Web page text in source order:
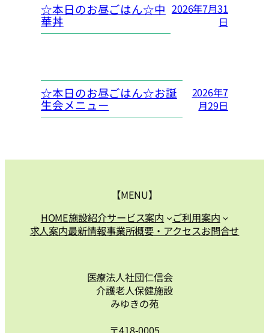
☆本日のお昼ごはん☆中
華丼
2026年7月31
日
☆本日のお昼ごはん☆お誕
生会メニュー
2026年7
月29日
【MENU】
HOME施設紹介サービス案内
ご利用案内
求人案内最新情報事業所概要・アクセスお問合せ
医療法人社団仁信会
介護老人保健施設
みゆきの苑
〒418-0005